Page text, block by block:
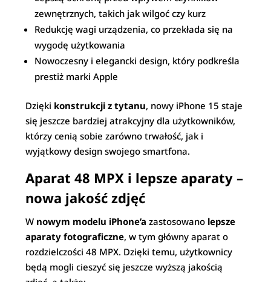
zewnętrznych, takich jak wilgoć czy kurz
Redukcję wagi urządzenia, co przekłada się na
wygodę użytkowania
Nowoczesny i elegancki design, który podkreśla
prestiż marki Apple
Dzięki konstrukcji z tytanu, nowy iPhone 15 staje
się jeszcze bardziej atrakcyjny dla użytkowników,
którzy cenią sobie zarówno trwałość, jak i
wyjątkowy design swojego smartfona.
Aparat 48 MPX i lepsze aparaty –
nowa jakość zdjęć
W nowym modelu iPhone’a zastosowano lepsze
aparaty fotograficzne, w tym główny aparat o
rozdzielczości 48 MPX. Dzięki temu, użytkownicy
będą mogli cieszyć się jeszcze wyższą jakością